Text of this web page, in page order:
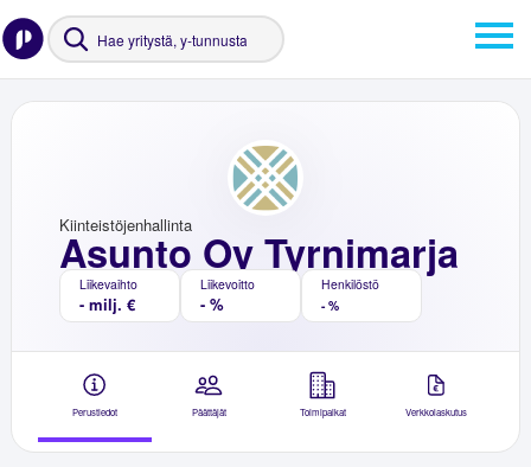
Asunto Oy Tyrnimarja
Kiinteistöjenhallinta
Liikevaihto
- milj. €
Liikevoitto
- %
Henkilöstö
- %
Perustiedot Päättäjät Toimipaikat Verkkolaskutus